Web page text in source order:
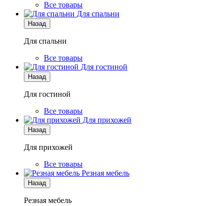
Все товары
Для спальни
Назад
Для спальни
Все товары
Для гостиной
Назад
Для гостиной
Все товары
Для прихожей
Назад
Для прихожей
Все товары
Резная мебель
Назад
Резная мебель